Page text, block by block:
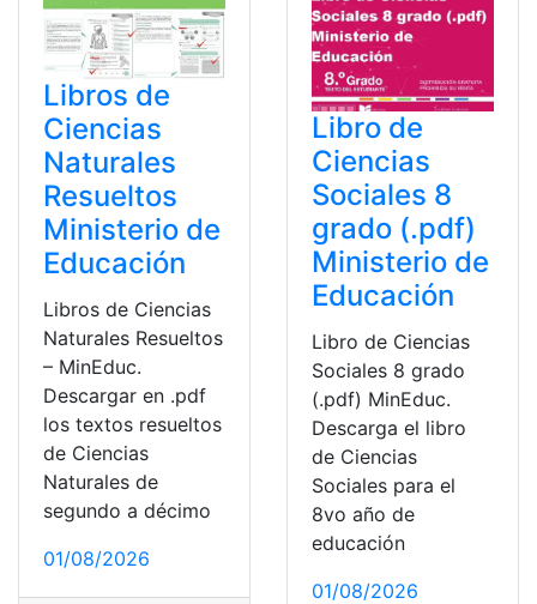
Libros de
Ciencias
Naturales
Resueltos
Ministerio de
Educación
Libros de Ciencias
Naturales Resueltos
– MinEduc.
Descargar en .pdf
los textos resueltos
de Ciencias
Naturales de
segundo a décimo
01/08/2026
Libro de
Ciencias
Sociales 8
grado (.pdf)
Ministerio de
Educación
Libro de Ciencias
Sociales 8 grado
(.pdf) MinEduc.
Descarga el libro
de Ciencias
Sociales para el
8vo año de
educación
01/08/2026